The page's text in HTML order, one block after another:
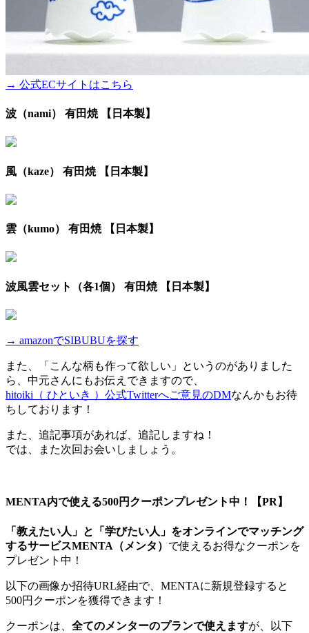
→ 公式ECサイトはこちら
波（nami） 有田焼 【日本製】
風（kaze） 有田焼 【日本製】
雲（kumo） 有田焼 【日本製】
波風雲セット（各1個） 有田焼 【日本製】
→ amazonでSIBUBUを探す
また、「こんな柄も作って欲しい」というのがありました
ら、中元さんにもお伝えできますので、
hitoiki（ ひといき ）公式Twitterへご意見のDMなんかもお待
ちしております！
また、追記事項があれば、追記しますね！
では、また次回お会いしましょう。
MENTA内で使える500円クーポンプレゼント中！ 【PR】
「教えたい人」と「学びたい人」をオンラインでマッチング
するサービスMENTA（メンタ） で使えるお得なクーポンを
プレゼント中！
以下の画像か招待URL経由で、MENTAに新規登録すると
500円クーポンを獲得できます！
クーポンは、 全てのメンターのプランで使えますが、以下